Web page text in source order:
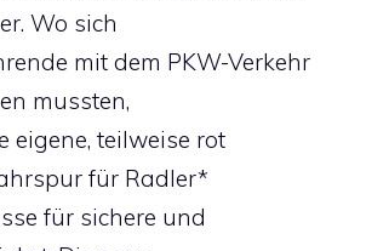
Wo sich
mit dem PKW-Verkehr
mussten,
eigene, teilweise rot
für Radler*
für sichere und